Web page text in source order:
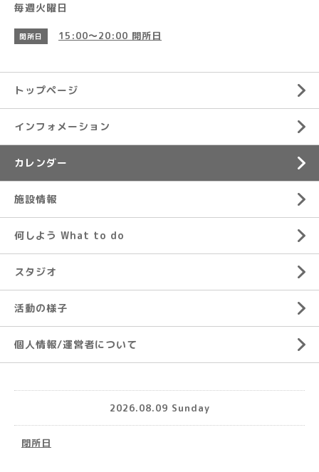
毎週火曜日
開所日 15:00～20:00 開所日
トップページ
インフォメーション
カレンダー
施設情報
何しよう What to do
スタジオ
活動の様子
個人情報/運営者について
2026.08.09 Sunday
閉所日